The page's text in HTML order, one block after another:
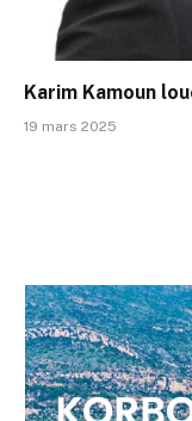
Karim Kamoun
19 mars 2025